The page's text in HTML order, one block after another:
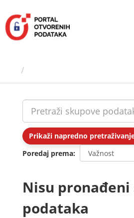
sadržaj
Prikaži napredno
Poredaj prema
Nisu pronađeni
podataka